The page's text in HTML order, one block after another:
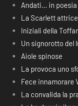
Andati… in poesia
La Scarlett attrice
Iniziali della
Un signorotto del
Aiole spinose
La provoca uno
Fece innamorare
La convalida la